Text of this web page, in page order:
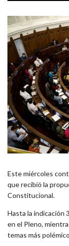
Este miércoles
que recibió la
Constitucional.
Hasta la indicación
en el Pleno,
temas más